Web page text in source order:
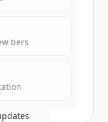
tiers